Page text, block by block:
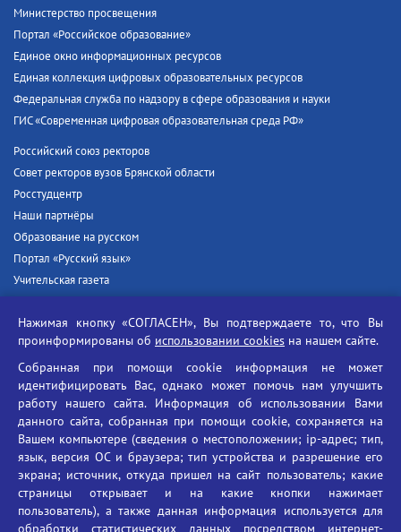
Министерство просвещения
Портал «Российское образование»
Единое окно информационных ресурсов
Единая коллекция цифровых образовательных ресурсов
Федеральная служба по надзору в сфере образования и науки
ГИС «Современная цифровая образовательная среда РФ»
Российский союз ректоров
Совет ректоров вузов Брянской области
Росстудцентр
Наши партнёры
Образование на русском
Портал «Русский язык»
Учительская газета
Единый портал государственных услуг
Противодействие угрозам информационной безопасности
Социальные ролики - Генеральная прокуратура РФ
Противодействие коррупции
БГУ против наркотиков
Брянский государственный университет
имени академика И.Г. Петровского
Время работы: пн-пт 09:00-18:00
Нажимая кнопку «СОГЛАСЕН», Вы подтверждаете то, что Вы
проинформированы об использовании cookies на нашем сайте.
Собранная при помощи cookie информация не может
идентифицировать Вас, однако может помочь нам улучшить
работу нашего сайта. Информация об использовании Вами
данного сайта, собранная при помощи cookie, сохраняется на
Вашем компьютере (сведения о местоположении; ip-адрес; тип,
язык, версия ОС и браузера; тип устройства и разрешение его
экрана; источник, откуда пришел на сайт пользователь; какие
страницы открывает и на какие кнопки нажимает
пользователь), а также данная информация используется для
обработки статистических данных посредством интернет-